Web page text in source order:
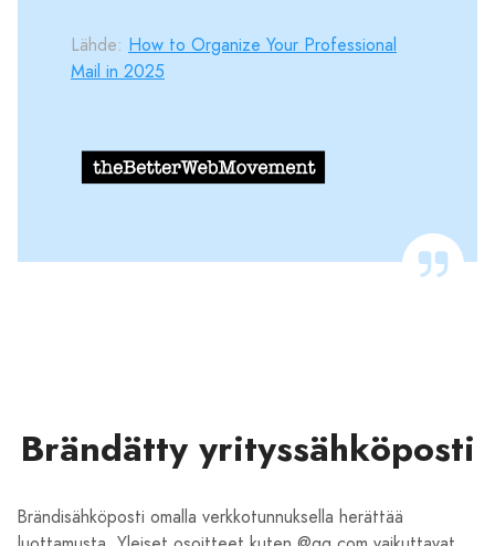
Lähde: How to Organize Your Professional
Mail in 2025
Brändätty yrityssähköposti
Brändisähköposti omalla verkkotunnuksella herättää